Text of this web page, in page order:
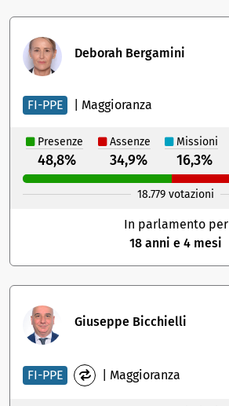
Deborah Bergamini
FI-PPE Maggioranza
Presenze Assenze Missioni
48,8% 34,9% 16,3%
18.779 votazioni
In parlamento per
18 anni e 4 mesi
Giuseppe Bicchielli
FI-PPE Maggioranza